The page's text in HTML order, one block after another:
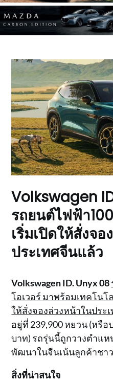
Volkswagen
รถยนต์ไฟฟ้า
เริ่มเปิดให้สั่งจ
ประเทศจีนแล้ว
Volkswagen ID. Unyx 08
โอเวอร์ มาพร้อมเทคโน
ให้สั่งจองล่วงหน้าในประ
อยู่ที่ 239,900 หยวน (หรื
บาท) รถรุ่นนี้ถูกวางตำแ
พัฒนาในจีนเน้นลูกค้าชา
สิ่งที่น่าสนใจ